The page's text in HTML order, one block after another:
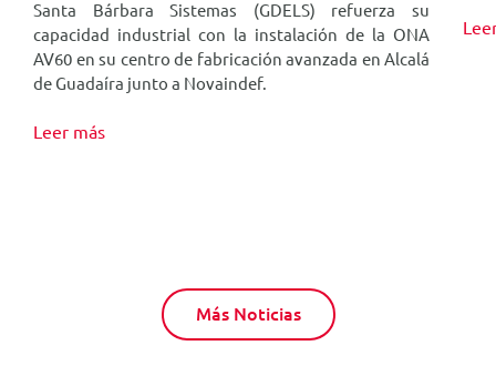
Santa Bárbara Sistemas (GDELS) refuerza su
capacidad industrial con la instalación de la ONA
AV60 en su centro de fabricación avanzada en Alcalá
de Guadaíra junto a Novaindef.
Leer más
Más Noticias